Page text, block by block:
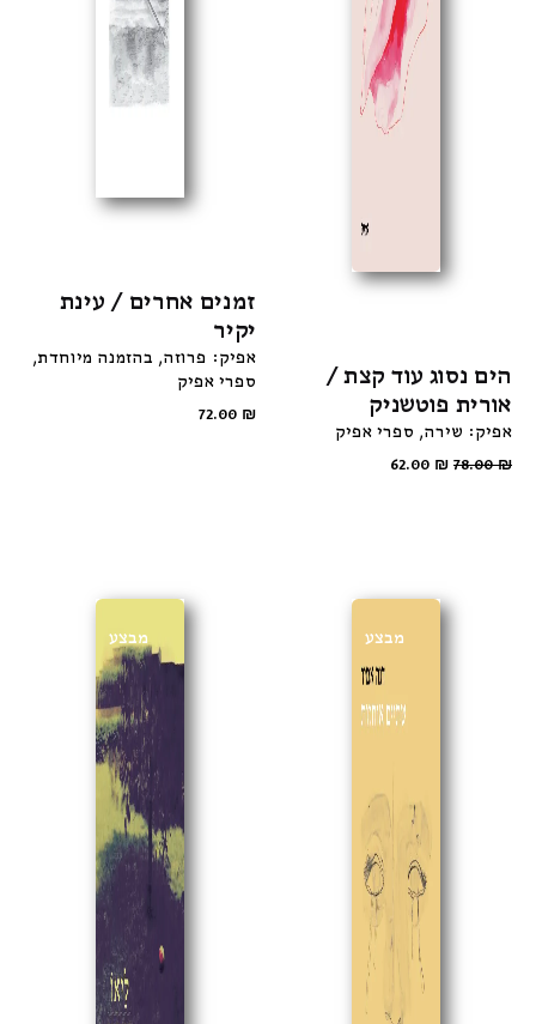
הים נסוג עוד קצת /
אורית פוטשניק
אפיק: שירה ספרי אפיק
78.00₪
62.00 ₪
זמנים אחרים / עינת
יקיר
אפיק: פרוזה בהזמנה מיוחדת
ספרי אפיק
72.00 ₪
מבצע מבצע